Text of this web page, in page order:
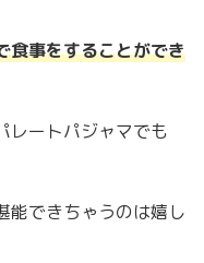
食事をすることができ
レートパジャマでも
能できちゃうのは嬉し